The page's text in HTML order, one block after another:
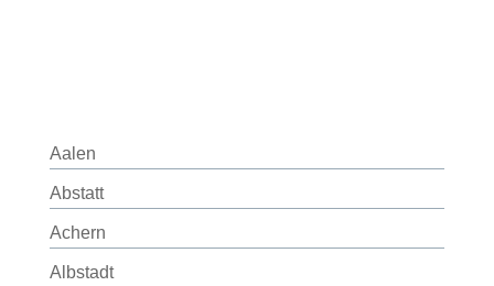
Aalen
Abstatt
Achern
Albstadt